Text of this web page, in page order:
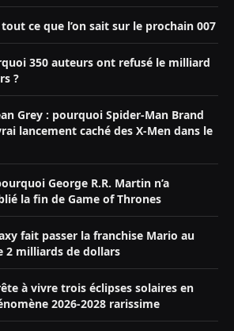
tout ce que l’on sait sur le prochain 007
350 auteurs ont refusé le milliard
?
Grey : pourquoi Spider-Man Brand
lancement caché des X-Men dans le
George R.R. Martin n’a
la fin de Game of Thrones
fait passer la franchise Mario au
2 milliards de dollars
à vivre trois éclipses solaires en
2026-2028 rarissime